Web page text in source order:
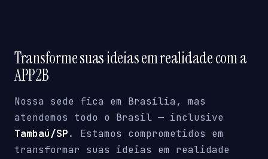
Transforme suas ideias em realidade com a
APP2B
Nossa sede fica em Brasília, mas
atendemos todo o Brasil — inclusive
Tambaú/SP. Estamos comprometidos em
transformar suas ideias em realidade